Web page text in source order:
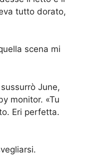
tutto dorato,
scena mi
June,
monitor. «Tu
Eri perfetta.